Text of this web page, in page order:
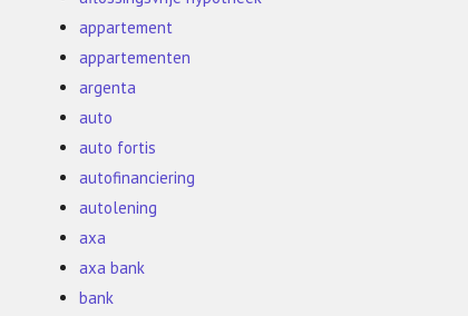
appartement
appartementen
argenta
auto
auto fortis
autofinanciering
autolening
axa
axa bank
bank